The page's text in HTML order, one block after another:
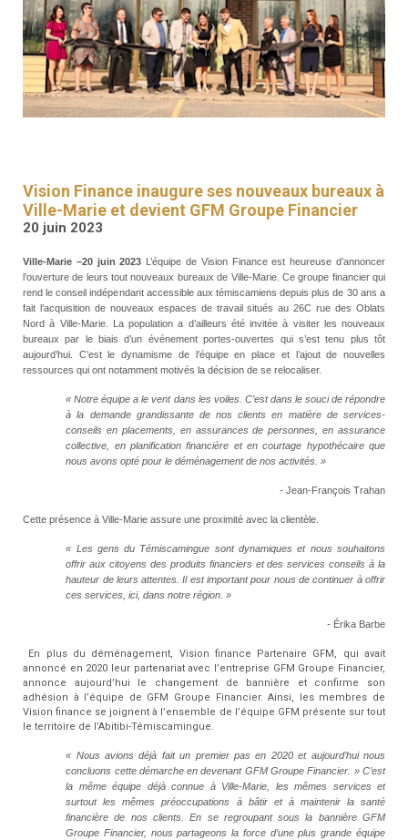
RESSOURCES
GFM
SANTÉ
RENDEZ-
VOUS
Vision Finance inaugure ses nouveaux bureaux à
Ville-Marie et devient GFM Groupe Financier
20 juin 2023
Ville-Marie –20 juin 2023 L’équipe de Vision Finance est heureuse d’annoncer
l’ouverture de leurs tout nouveaux bureaux de Ville-Marie. Ce groupe financier qui
rend le conseil indépendant accessible aux témiscamiens depuis plus de 30 ans a
fait l’acquisition de nouveaux espaces de travail situés au 26C rue des Oblats
Nord à Ville-Marie. La population a d’ailleurs été invitée à visiter les nouveaux
bureaux par le biais d’un événement portes-ouvertes qui s’est tenu plus tôt
aujourd’hui. C’est le dynamisme de l’équipe en place et l’ajout de nouvelles
ressources qui ont notamment motivés la décision de se relocaliser.
« Notre équipe a le vent dans les voiles. C’est dans le souci de répondre
à la demande grandissante de nos clients en matière de services-
conseils en placements, en assurances de personnes, en assurance
collective, en planification financière et en courtage hypothécaire que
nous avons opté pour le déménagement de nos activités. »
- Jean-François Trahan
Cette présence à Ville-Marie assure une proximité avec la clientèle.
« Les gens du Témiscamingue sont dynamiques et nous souhaitons
offrir aux citoyens des produits financiers et des services conseils à la
hauteur de leurs attentes. Il est important pour nous de continuer à offrir
ces services, ici, dans notre région. »
- Érika Barbe
En plus du déménagement, Vision finance Partenaire GFM, qui avait
annoncé en 2020 leur partenariat avec l’entreprise GFM Groupe Financier,
annonce aujourd’hui le changement de bannière et confirme son
adhésion à l’équipe de GFM Groupe Financier. Ainsi, les membres de
Vision finance se joignent à l’ensemble de l’équipe GFM présente sur tout
le territoire de l’Abitibi-Témiscamingue.
« Nous avions déjà fait un premier pas en 2020 et aujourd’hui nous
concluons cette démarche en devenant GFM Groupe Financier. » C’est
la même équipe déjà connue à Ville-Marie, les mêmes services et
surtout les mêmes préoccupations à bâtir et à maintenir la santé
financière de nos clients. En se regroupant sous la bannière GFM
Groupe Financier, nous partageons la force d’une plus grande équipe